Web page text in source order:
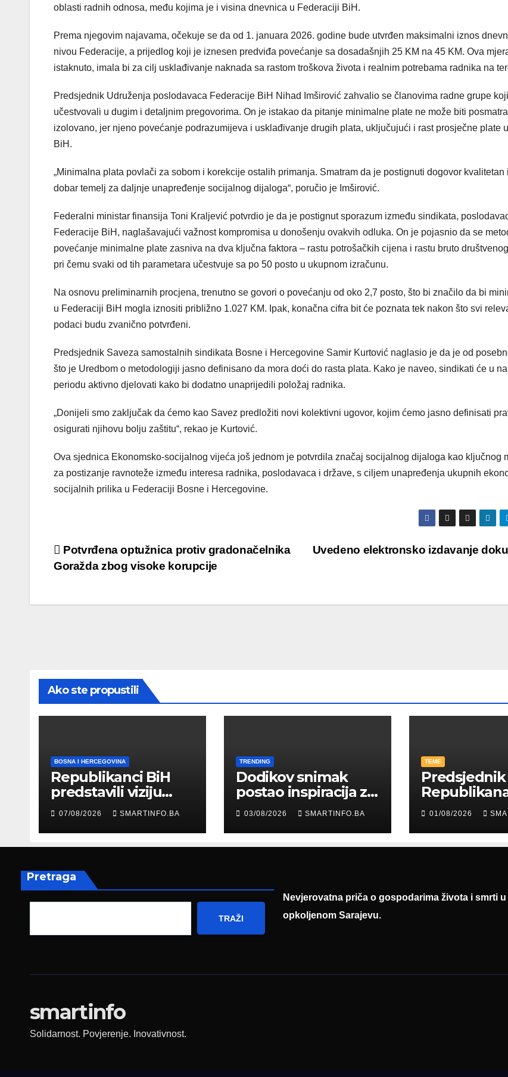
oblasti radnih odnosa, među kojima je i visina dnevnica u Federaciji BiH.
Prema njegovim najavama, očekuje se da od 1. januara 2026. godine bude utvrđen maksimalni iznos
nivou Federacije, a prijedlog koji je iznesen predviđa povećanje sa dosadašnjih 25 KM na 45 KM. Ova
istaknuto, imala bi za cilj usklađivanje naknada sa rastom troškova života i realnim potrebama radnika na
Predsjednik Udruženja poslodavaca Federacije BiH Nihad Imširović zahvalio se članovima radne grupe
učestvovali u dugim i detaljnim pregovorima. On je istakao da pitanje minimalne plate ne može biti
izolovano, jer njeno povećanje podrazumijeva i usklađivanje drugih plata, uključujući i rast prosječne plate
BiH.
„Minimalna plata povlači za sobom i korekcije ostalih primanja. Smatram da je postignuti dogovor kvalitetan
dobar temelj za daljnje unapređenje socijalnog dijaloga“, poručio je Imširović.
Federalni ministar finansija Toni Kraljević potvrdio je da je postignut sporazum između sindikata,
Federacije BiH, naglašavajući važnost kompromisa u donošenju ovakvih odluka. On je pojasnio da se
povećanje minimalne plate zasniva na dva ključna faktora – rastu potrošačkih cijena i rastu bruto
pri čemu svaki od tih parametara učestvuje sa po 50 posto u ukupnom izračunu.
Na osnovu preliminarnih procjena, trenutno se govori o povećanju od oko 2,7 posto, što bi značilo da bi
u Federaciji BiH mogla iznositi približno 1.027 KM. Ipak, konačna cifra bit će poznata tek nakon što svi
podaci budu zvanično potvrđeni.
Predsjednik Saveza samostalnih sindikata Bosne i Hercegovine Samir Kurtović naglasio je da je od
što je Uredbom o metodologiji jasno definisano da mora doći do rasta plata. Kako je naveo, sindikati će u
periodu aktivno djelovati kako bi dodatno unaprijedili položaj radnika.
„Donijeli smo zaključak da ćemo kao Savez predložiti novi kolektivni ugovor, kojim ćemo jasno definisati
osigurati njihovu bolju zaštitu“, rekao je Kurtović.
Ova sjednica Ekonomsko-socijalnog vijeća još jednom je potvrdila značaj socijalnog dijaloga kao ključnog
za postizanje ravnoteže između interesa radnika, poslodavaca i države, s ciljem unapređenja ukupnih
socijalnih prilika u Federaciji Bosne i Hercegovine.
Post
navigation
Uvedeno elektronsko izdavanje
Potvrđena optužnica protiv gradonačelnika
Goražda zbog visoke korupcije
Ako ste propustili
BOSNA I HERCEGOVINA
Republikanci BiH
predstavili viziju
moderne Bosne i
Hercegovine
ambasadoru
Njemačke
07/08/2026 SMARTINFO.BA
TRENDING
Dodikov snimak
postao inspiracija za
šale: Građani kroz
parodiju poslali
poruku
03/08/2026 SMARTINFO.BA
TEME
Predsjednik
Edin
prezentaciji
Federalnog
01/08/2026
Pretraga
TRAŽI
Nevjerovatna priča o gospodarima života i smrti u
opkoljenom Sarajevu.
smartinfo
Solidarnost. Povjerenje. Inovativnost.